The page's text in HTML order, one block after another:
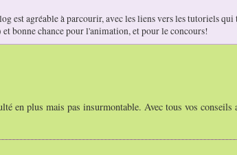
est agréable à parcourir, avec les liens vers les tutoriels qui
bonne chance pour l'animation, et pour le concours!
en plus mais pas insurmontable. Avec tous vos conseils